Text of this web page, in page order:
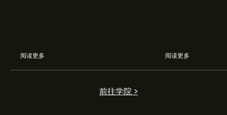
阅读更多 阅读更多
前往学院 >